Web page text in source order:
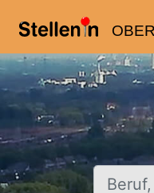
Beruf,